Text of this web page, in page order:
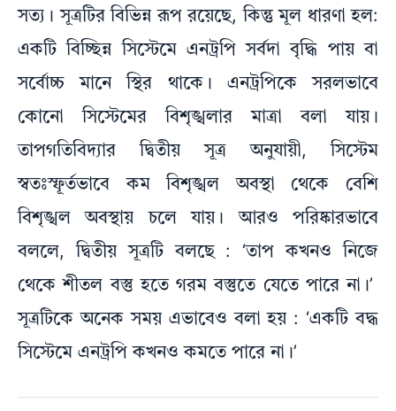
সত্য। সূত্রটির বিভিন্ন রূপ রয়েছে, কিন্তু মূল ধারণা হল:
একটি বিচ্ছিন্ন সিস্টেমে এনট্রপি সর্বদা বৃদ্ধি পায় বা
সর্বোচ্চ মানে স্থির থাকে। এনট্রপিকে সরলভাবে
কোনো সিস্টেমের বিশৃঙ্খলার মাত্রা বলা যায়।
তাপগতিবিদ্যার দ্বিতীয় সূত্র অনুযায়ী, সিস্টেম
স্বতঃস্ফূর্তভাবে কম বিশৃঙ্খল অবস্থা থেকে বেশি
বিশৃঙ্খল অবস্থায় চলে যায়। আরও পরিষ্কারভাবে
বললে, দ্বিতীয় সূত্রটি বলছে : ‘তাপ কখনও নিজে
থেকে শীতল বস্তু হতে গরম বস্তুতে যেতে পারে না।’
সূত্রটিকে অনেক সময় এভাবেও বলা হয় : ‘একটি বদ্ধ
সিস্টেমে এনট্রপি কখনও কমতে পারে না।’